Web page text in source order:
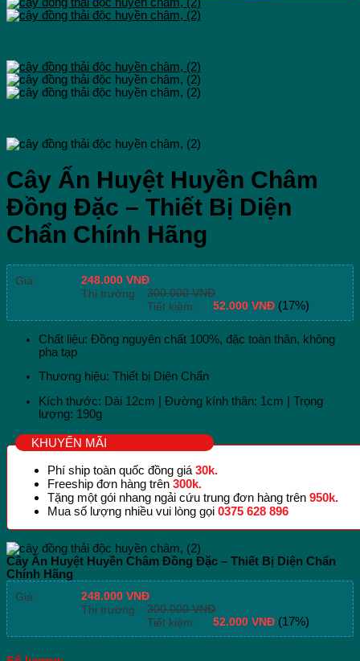
Cây Ấn Huyệt Huyền Châm
Đồng Đặc – Thiết Bị Diện
Chẩn Chính Hãng
Giá: 248.000 VNĐ
Thị trường:
300.000VNĐ
Tiết kiệm:
52.000 VNĐ (17%)
Chất liệu: Đồng nguyên chất 100%, đặc toàn thân, không
pha tạp
Thương hiệu: Thiết bị Diện Chẩn
Kích thước: Dài 12cm | Đường kính thân: 1cm | Trọng
lượng: 190g
KHUYẾN MÃI
Phí ship toàn quốc đồng giá 30k.
Freeship đơn hàng trên 300k.
Tặng một gói nhang ngải cứu trung đơn hàng trên 950k.
Mua số lượng nhiều vui lòng gọi 0375 628 896
Cây Ấn Huyệt Huyền Châm Đồng Đặc – Thiết Bị Diện Chẩn
Chính Hãng
Giá:
248.000 VNĐ
Thị trường:
300.000VNĐ
Tiết kiệm:
52.000 VNĐ (17%)